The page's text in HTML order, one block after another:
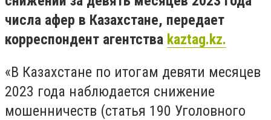
числа афер в Казахстане, передает
корреспондент агентства kaztag.kz.
«В Казахстане по итогам девяти месяцев
2023 года наблюдается снижение
мошенничеств (статья 190 Уголовного